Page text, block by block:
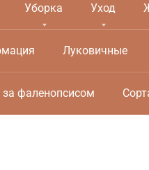
Уборка Уход
Луковичные
за фаленопсисом